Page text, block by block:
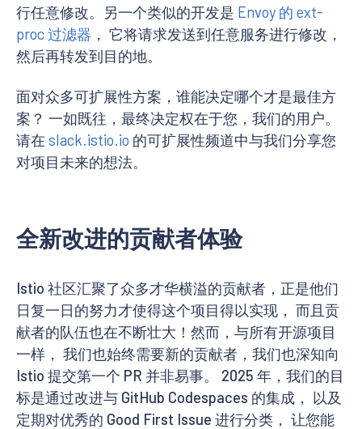
行任意修改。另一个类似的开发是 Envoy 的 ext-
proc 过滤器 ， 它将请求发送到任意服务进行修改，
然后再转发到目的地。
面对众多可扩展性方案，谁能决定哪个才是最佳方
案？ 一如既往，最终决定权在于您，我们的用户。
请在 slack.istio.io 的可扩展性频道中与我们分享您
对项目未来的想法。
全新改进的贡献者体验
Istio 社区汇聚了众多才华横溢的贡献者，正是他们
日复一日的努力才使得这个项目得以实现， 而且贡
献者的队伍也在不断壮大！然而，与所有开源项目
一样， 我们也始终需要新的贡献者，我们也深知向
Istio 提交第一个 PR 并非易事。 2025 年，我们的目
标是通过改进与 GitHub Codespaces 的集成， 以及
定期对优秀的 Good First Issue 进行分类， 让您能